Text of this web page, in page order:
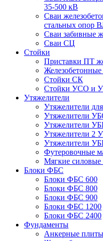
35-500 кВ
Сваи
стальных опор
Сваи забивные
Сваи СЦ
Стойки
Приставки ПТ
Стойки СК
Стойки УСО и
Утяжелители
Утяжелители
Утяжелители
Утяжелители
Утяжелители 2
Утяжелители
Футеровочные
Мягкие силовые
Блоки ФБС
Блоки ФБС 600
Блоки ФБС 800
Блоки ФБС 900
Блоки ФБС 1200
Блоки ФБС 2400
Фундаменты
Анкерные плиты